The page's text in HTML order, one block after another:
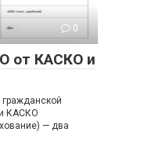
0
от КАСКО и
и КАСКО
— два